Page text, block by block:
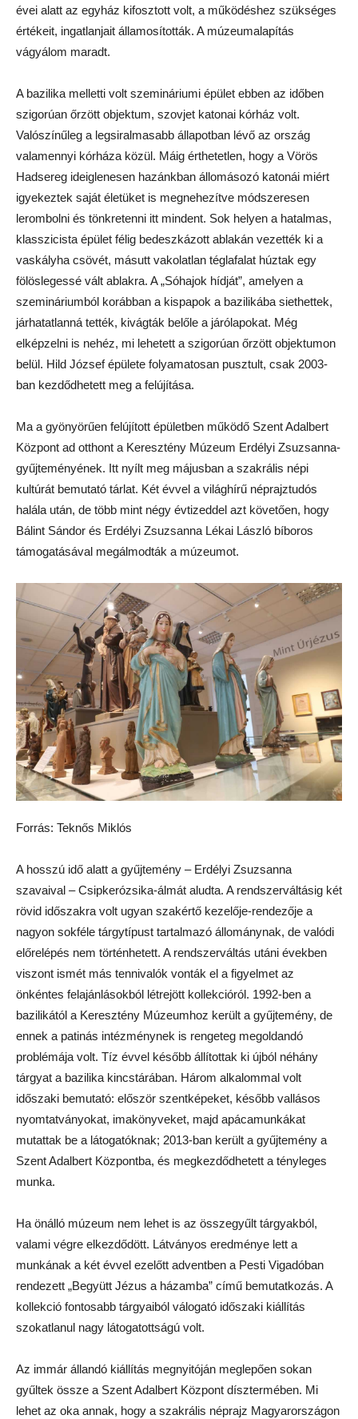
évei alatt az egyház kifosztott volt, a működéshez szükséges
értékeit, ingatlanjait államosították. A múzeumalapítás
vágyálom maradt.
A bazilika melletti volt szemináriumi épület ebben az időben
szigorúan őrzött objektum, szovjet katonai kórház volt.
Valószínűleg a legsiralmasabb állapotban lévő az ország
valamennyi kórháza közül. Máig érthetetlen, hogy a Vörös
Hadsereg ideiglenesen hazánkban állomásozó katonái miért
igyekeztek saját életüket is megnehezítve módszeresen
lerombolni és tönkretenni itt mindent. Sok helyen a hatalmas,
klasszicista épület félig bedeszkázott ablakán vezették ki a
vaskályha csövét, másutt vakolatlan téglafalat húztak egy
fölöslegessé vált ablakra. A „Sóhajok hídját”, amelyen a
szemináriumból korábban a kispapok a bazilikába siethettek,
járhatatlanná tették, kivágták belőle a járólapokat. Még
elképzelni is nehéz, mi lehetett a szigorúan őrzött objektumon
belül. Hild József épülete folyamatosan pusztult, csak 2003-
ban kezdődhetett meg a felújítása.
Ma a gyönyörűen felújított épületben működő Szent Adalbert
Központ ad otthont a Keresztény Múzeum Erdélyi Zsuzsanna-
gyűjteményének. Itt nyílt meg májusban a szakrális népi
kultúrát bemutató tárlat. Két évvel a világhírű néprajztudós
halála után, de több mint négy évtizeddel azt követően, hogy
Bálint Sándor és Erdélyi Zsuzsanna Lékai László bíboros
támogatásával megálmodták a múzeumot.
Forrás: Teknős Miklós
A hosszú idő alatt a gyűjtemény – Erdélyi Zsuzsanna
szavaival – Csipkerózsika-álmát aludta. A rendszerváltásig két
rövid időszakra volt ugyan szakértő kezelője-rendezője a
nagyon sokféle tárgytípust tartalmazó állománynak, de valódi
előrelépés nem történhetett. A rendszerváltás utáni években
viszont ismét más tennivalók vonták el a figyelmet az
önkéntes felajánlásokból létrejött kollekcióról. 1992-ben a
bazilikától a Keresztény Múzeumhoz került a gyűjtemény, de
ennek a patinás intézménynek is rengeteg megoldandó
problémája volt. Tíz évvel később állítottak ki újból néhány
tárgyat a bazilika kincstárában. Három alkalommal volt
időszaki bemutató: először szentképeket, később vallásos
nyomtatványokat, imakönyveket, majd apácamunkákat
mutattak be a látogatóknak; 2013-ban került a gyűjtemény a
Szent Adalbert Központba, és megkezdődhetett a tényleges
munka.
Ha önálló múzeum nem lehet is az összegyűlt tárgyakból,
valami végre elkezdődött. Látványos eredménye lett a
munkának a két évvel ezelőtt adventben a Pesti Vigadóban
rendezett „Begyütt Jézus a házamba” című bemutatkozás. A
kollekció fontosabb tárgyaiból válogató időszaki kiállítás
szokatlanul nagy látogatottságú volt.
Az immár állandó kiállítás megnyitóján meglepően sokan
gyűltek össze a Szent Adalbert Központ dísztermében. Mi
lehet az oka annak, hogy a szakrális néprajz Magyarországon